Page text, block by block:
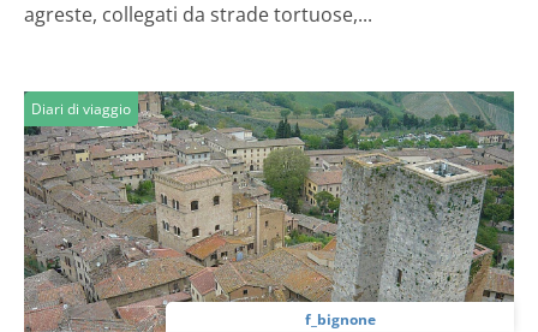
agreste, collegati da strade tortuose,...
Diari di viaggio
f_bignone